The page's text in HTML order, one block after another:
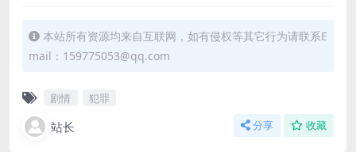
本站所有资源均来自互联网，如有侵权等其它行为请联系E
mail：159775053@qq.com
剧情 犯罪
站长 分享 收藏